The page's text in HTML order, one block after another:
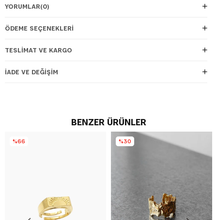
YORUMLAR(0)
ÖDEME SEÇENEKLERI
TESLIMAT VE KARGO
İADE VE DEĞIŞIM
BENZER ÜRÜNLER
%66 %30